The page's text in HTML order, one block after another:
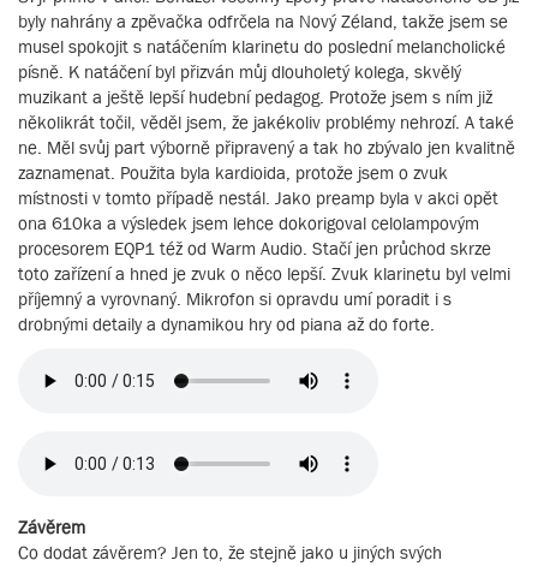
byly nahrány a zpěvačka odfrčela na Nový Zéland, takže jsem se
musel spokojit s natáčením klarinetu do poslední melancholické
písně. K natáčení byl přizván můj dlouholetý kolega, skvělý
muzikant a ještě lepší hudební pedagog. Protože jsem s ním již
několikrát točil, věděl jsem, že jakékoliv problémy nehrozí. A také
ne. Měl svůj part výborně připravený a tak ho zbývalo jen kvalitně
zaznamenat. Použita byla kardioida, protože jsem o zvuk
místnosti v tomto případě nestál. Jako preamp byla v akci opět
ona 610ka a výsledek jsem lehce dokorigoval celolampovým
procesorem EQP1 též od Warm Audio. Stačí jen průchod skrze
toto zařízení a hned je zvuk o něco lepší. Zvuk klarinetu byl velmi
příjemný a vyrovnaný. Mikrofon si opravdu umí poradit i s
drobnými detaily a dynamikou hry od piana až do forte.
Závěrem
Co dodat závěrem? Jen to, že stejně jako u jiných svých